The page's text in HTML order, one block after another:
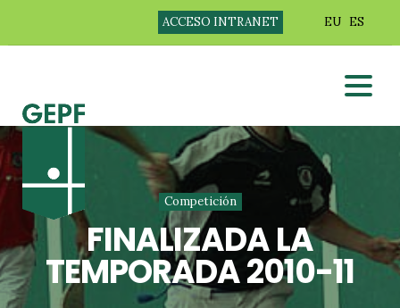
ACCESO INTRANET EU ES
Competición
FINALIZADA LA
TEMPORADA 2010-11